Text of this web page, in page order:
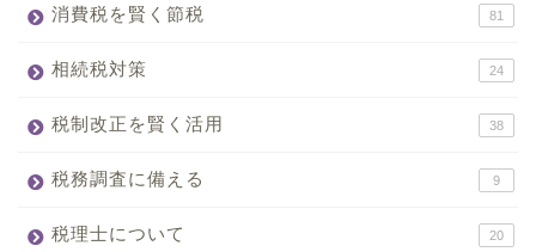
消費税を賢く節税 81
相続税対策 24
税制改正を賢く活用 38
税務調査に備える 9
税理士について 20